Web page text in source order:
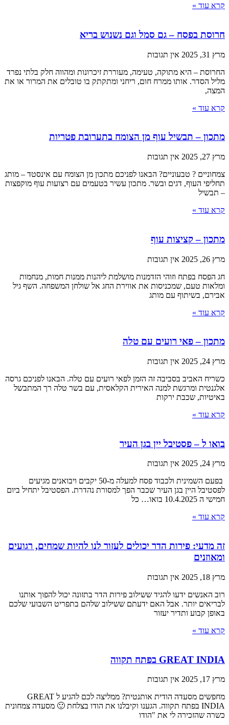
קרא עוד »
חרוסת בפסח – גם סמל וגם נשנוש בריא
מרץ 31, 2025
אין תגובות
החרוסת – היא מתוקה, טעימה, מעוררת זיכרונות ומהווה חלק בלתי נפרד
מליל הסדר. אותו ממרח חום, ריחני ומתקתק בו טובלים את המרור או את
המצה,
קרא עוד »
מתכון – תבשיל עוף מן הצומח בתערובת פטריות
מרץ 27, 2025
אין תגובות
צמחוניים ? טבעוניים? הבאנו לפניכם מתכון מן הצומח עם אינסטד – מותג
תחליפי העוף, דגים ובשר. מתכון עשיר בטעמים עם רצועות עוף מוקפצות
– תבשיל
קרא עוד »
מתכון – קציצות עוף
מרץ 26, 2025
אין תגובות
חג הפסח בפתח וזוהי הזדמנות מושלמת ליהנות ממנות חמות, מנחמות
ומלאות טעם, שמכניסות את אווירת החג אל שולחן המשפחה. השף גיל
אבירם, בשיתוף עם מותג
קרא עוד »
מתכון – פאי רועים עם טלה
מרץ 24, 2025
אין תגובות
כשריח האביב בסביבה זה הזמן לפאי רועים עם טלה. הבאנו לפניכם גרסה
אלגנטית ומרגשת למנה האירית הקלאסית, עם בשר טלה רך המתבשל
באיטיות, שכבת ירקות
קרא עוד »
בואו ל – פסטיבל יין בגן העיר
מרץ 24, 2025
אין תגובות
בפעם השמינית ולכבוד פסח למעלה מ-50 יקבים ויבואנים מגיעים
לפסטיבל היין בגן העיר שכבר הפך למסורת נהדרת. הפסטיבל יתחיל ביום
חמישי ה 10.4.2025 בואו… כל
קרא עוד »
זה מדעי: פירות הדר יכולים לעזור לנו להיות שמחים, רגועים
ומאוזנים
מרץ 18, 2025
אין תגובות
רוב האנשים ידעו להגיד ששילוב פירות הדר בתזונה יכול להפוך אותנו
לבריאים יותר. אבל האם ידעתם ששילוב שלהם בתפריט השבועי שלכם
באופן קבוע ותדיר יעזור
קרא עוד »
GREAT INDIA בפתח תקווה
מרץ 17, 2025
אין תגובות
מחפשים מסעדה הודית אותנטית? ממליצה לכם להגיע ל GREAT
INDIA בפתח תקווה. הגענו וקיבלנו את הודו בצלחת 🙂 מסעדה צמחונית
כשרה שהזכירה לי את "הודו